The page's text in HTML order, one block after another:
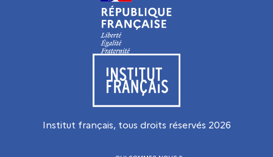
Visiter le site de l’Institut français
Institut français, tous droits réservés 2026